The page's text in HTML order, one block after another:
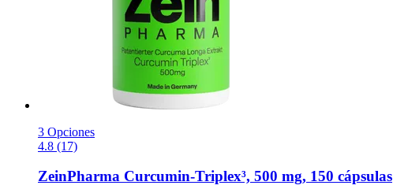
3 Opciones
4.8 (17)
ZeinPharma Curcumin-​Triplex³, 500 mg, 150 cápsulas